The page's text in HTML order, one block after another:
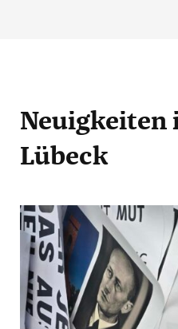
Neuigkeiten
Lübeck